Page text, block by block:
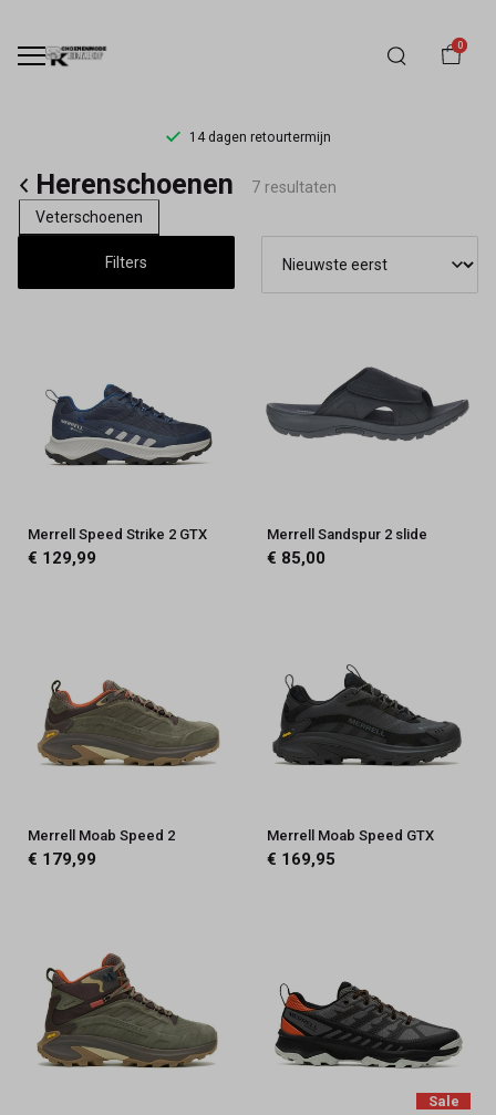
0
14 dagen retourtermijn
Herenschoenen
Schoenmode
Herenschoenen
7 resultaten
Veterschoenen
Filters
Merrell Speed Strike 2 GTX
€ 129,99
Merrell Sandspur 2 slide
€ 85,00
Merrell Moab Speed 2
€ 179,99
Merrell Moab Speed GTX
€ 169,95
Sale